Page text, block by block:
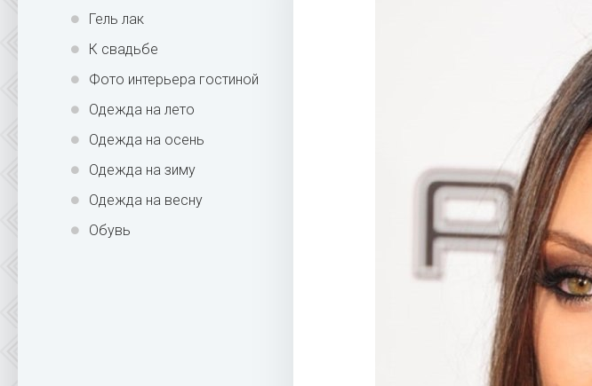
Гель лак
К свадьбе
Фото интерьера гостиной
Одежда на лето
Одежда на осень
Одежда на зиму
Одежда на весну
Обувь